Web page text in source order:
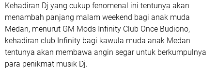
Kehadiran Dj yang cukup fenomenal ini tentunya akan
menambah panjang malam weekend bagi anak muda
Medan, menurut GM Mods Infinity Club Once Budiono,
kehadiran club Infinity bagi kawula muda anak Medan
tentunya akan membawa angin segar untuk berkumpulnya
para penikmat musik Dj.